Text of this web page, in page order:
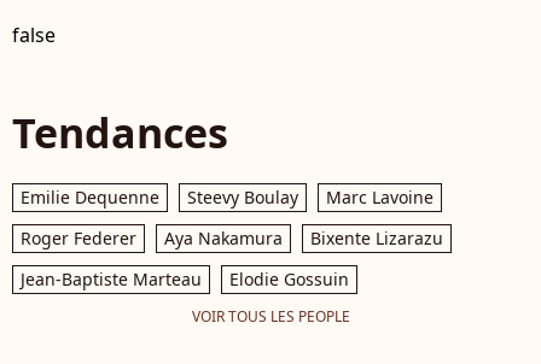
false
Tendances
Emilie Dequenne Steevy Boulay
Marc Lavoine
Roger Federer
Aya Nakamura
Bixente Lizarazu
Jean-Baptiste Marteau
Elodie Gossuin
VOIR TOUS LES PEOPLE